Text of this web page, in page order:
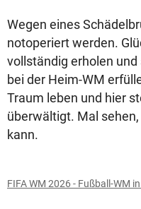
Wegen eines
notoperiert werden.
vollständig erholen
bei der Heim-WM
Traum leben und hier
überwältigt. Mal
kann.
FIFA WM 2026 - Fußball-WM